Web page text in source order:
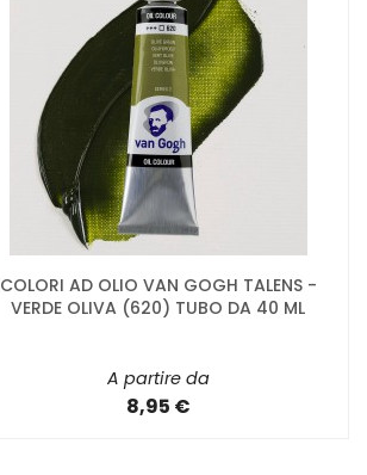
COLORI AD OLIO VAN GOGH TALENS -
VERDE OLIVA (620) TUBO DA 40 ML
A partire da
8,95 €